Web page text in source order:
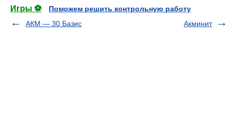
Игры ⚽
Поможем решить контрольную работу
АКМ — 30 Базис
Акминит